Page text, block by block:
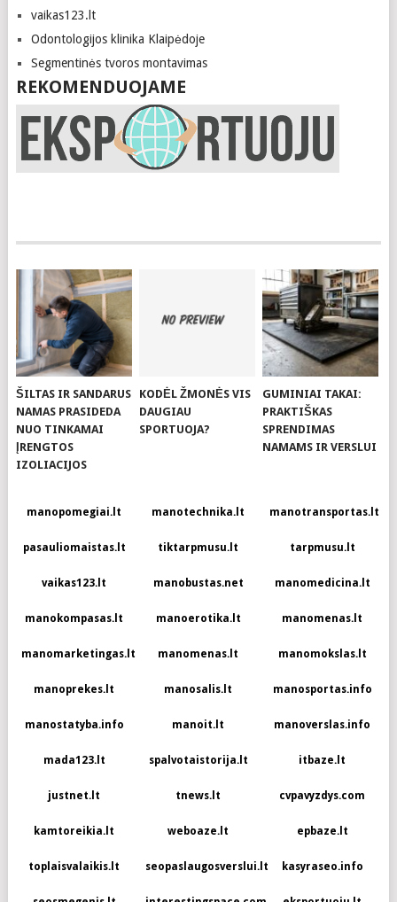
vaikas123.lt
Odontologijos klinika Klaipėdoje
Segmentinės tvoros montavimas
REKOMENDUOJAME
ŠILTAS IR SANDARUS
NAMAS PRASIDEDA
NUO TINKAMAI
ĮRENGTOS
IZOLIACIJOS
KODĖL ŽMONĖS VIS
DAUGIAU
SPORTUOJA?
GUMINIAI TAKAI:
PRAKTIŠKAS
SPRENDIMAS
NAMAMS IR VERSLUI
manopomegiai.lt manotechnika.lt manotransportas.lt
pasauliomaistas.lt tiktarpmusu.lt tarpmusu.lt
vaikas123.lt manobustas.net manomedicina.lt
manokompasas.lt manoerotika.lt manomenas.lt
manomarketingas.lt manomenas.lt manomokslas.lt
manoprekes.lt manosalis.lt manosportas.info
manostatyba.info manoit.lt manoverslas.info
mada123.lt spalvotaistorija.lt itbaze.lt
justnet.lt tnews.lt cvpavyzdys.com
kamtoreikia.lt weboaze.lt epbaze.lt
toplaisvalaikis.lt seopaslaugosverslui.lt kasyraseo.info